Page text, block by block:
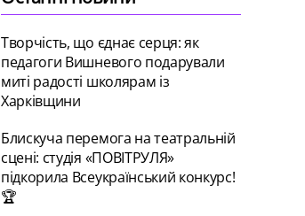
Творчість, що єднає серця: як
педагоги Вишневого подарували
миті радості школярам із
Харківщини
Блискуча перемога на театральній
сцені: студія «ПОВІТРУЛЯ»
підкорила Всеукраїнський конкурс!
🏆